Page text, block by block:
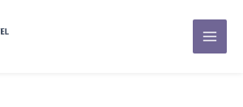
Main